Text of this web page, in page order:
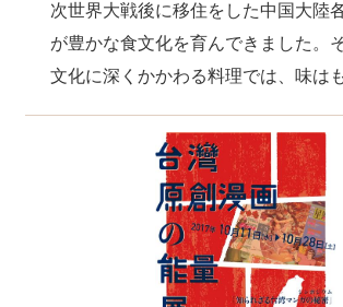
次世界大戦後に移住をした中国大陸
が豊かな食文化を育んできました。
文化に深くかかわる料理では、味は